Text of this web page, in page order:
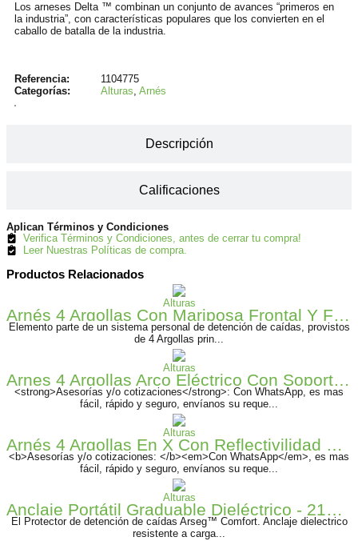
Descripción
Calificaciones
Los arneses Delta ™ combinan un conjunto de avances “primeros en
la industria”, con características populares que los convierten en el
caballo de batalla de la industria.
Referencia:
1104775
Categorías:
Alturas, Arnés
Aplican Términos y Condiciones
Verifica Términos y Condiciones, antes de cerrar tu compra!
Leer Nuestras Políticas de compra.
Productos Relacionados
Alturas
Arnés 4 Argollas Con Mariposa Frontal Y Faja Armadura A-0344x
Elemento parte de un sistema personal de detención de caídas, provistos
de 4 Argollas prin...
Alturas
Arnes 4 Argollas Arco Eléctrico Con Soporte Lumbar
<strong>Asesorías y/o cotizaciones</strong>: Con WhatsApp, es mas
fácil, rápido y seguro, envíanos su reque...
Alturas
Arnés 4 Argollas En X Con Reflectivilidad De Alta Visibilidad
<b>Asesorías y/o cotizaciones: </b><em>Con WhatsApp</em>, es mas
fácil, rápido y seguro, envíanos su reque...
Alturas
Anclaje Portátil Graduable Dieléctrico - 2170055 Arseg
El Protector de detención de caídas Arseg™ Comfort. Anclaje dielectrico
resistente a carga...